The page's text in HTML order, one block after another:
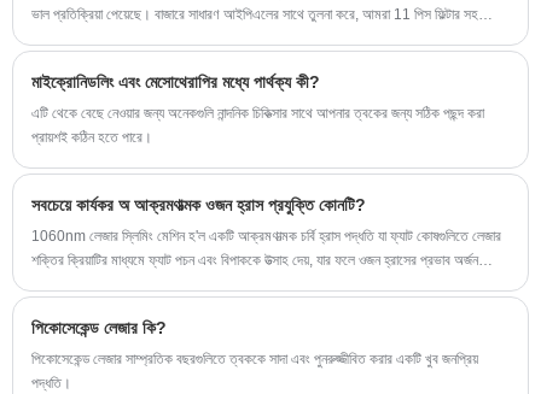
ভাল প্রতিক্রিয়া পেয়েছে। বাজারে সাধারণ আইপিএলের সাথে তুলনা করে, আমরা 11 পিস ফিল্টার সহ
মাইক্রোনিডলিং এবং মেসোথেরাপির মধ্যে পার্থক্য কী?
এটি থেকে বেছে নেওয়ার জন্য অনেকগুলি নান্দনিক চিকিত্সার সাথে আপনার ত্বকের জন্য সঠিক পছন্দ করা
প্রায়শই কঠিন হতে পারে।
সবচেয়ে কার্যকর অ আক্রমণাত্মক ওজন হ্রাস প্রযুক্তি কোনটি?
1060nm লেজার স্লিমিং মেশিন হ'ল একটি আক্রমণাত্মক চর্বি হ্রাস পদ্ধতি যা ফ্যাট কোষগুলিতে লেজার
শক্তির ক্রিয়াটির মাধ্যমে ফ্যাট পচন এবং বিপাককে উত্সাহ দেয়, যার ফলে ওজন হ্রাসের প্রভাব অর্জন
পিকোসেকেন্ড লেজার কি?
পিকোসেকেন্ড লেজার সাম্প্রতিক বছরগুলিতে ত্বককে সাদা এবং পুনরুজ্জীবিত করার একটি খুব জনপ্রিয়
পদ্ধতি।